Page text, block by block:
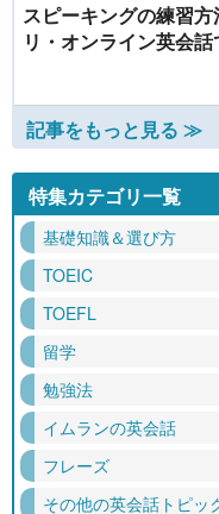
スピーキングの練習
リ・オンライン英会話
記事をもっと見る ≫
特集カテゴリ一覧
基礎知識＆選び方
TOEIC
TOEFL
留学
勉強法
イムランの英会話
フレーズ
その他の英会話トピッ